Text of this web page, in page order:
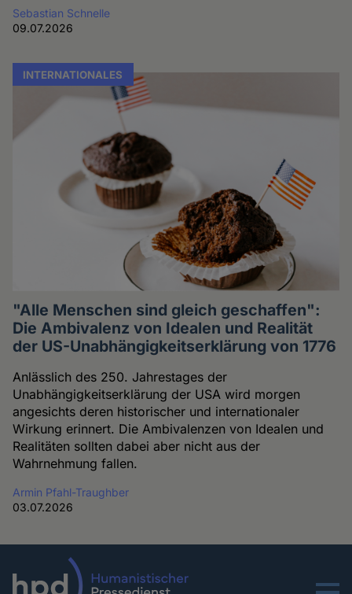
Sebastian Schnelle
09.07.2026
INTERNATIONALES
"Alle Menschen sind gleich geschaffen":
Die Ambivalenz von Idealen und Realität
der US-Unabhängigkeitserklärung von 1776
Anlässlich des 250. Jahrestages der
Unabhängigkeitserklärung der USA wird morgen
angesichts deren historischer und internationaler
Wirkung erinnert. Die Ambivalenzen von Idealen und
Realitäten sollten dabei aber nicht aus der
Wahrnehmung fallen.
Armin Pfahl-Traughber
03.07.2026